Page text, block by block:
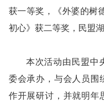
获一等奖，《外婆的树
初心》获二等奖，民盟
本次活动由民盟中
委会承办，与会人员围
作开展研讨，并就明年